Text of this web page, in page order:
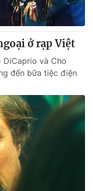
ở rạp Việt
DiCaprio và Cho
đến bữa tiệc điện